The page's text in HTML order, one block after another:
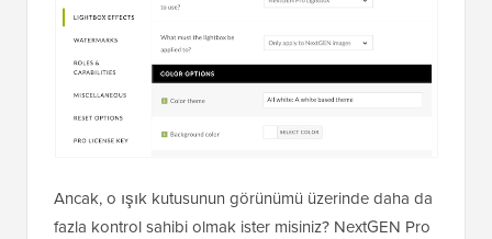
Ancak, o ışık kutusunun görünümü üzerinde daha da
fazla kontrol sahibi olmak ister misiniz? NextGEN Pro